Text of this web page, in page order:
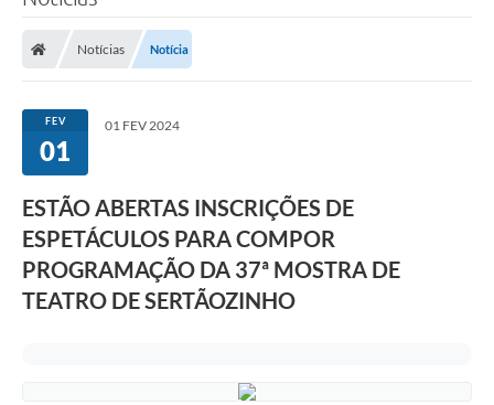
Secretarias
Imprensa Oficial
A Nossa Cidade
A Prefeitura
Serviços ao Contribuinte
Transparência
Notícias Notícia
FEV
01
01 FEV 2024
ESTÃO ABERTAS INSCRIÇÕES DE
ESPETÁCULOS PARA COMPOR
PROGRAMAÇÃO DA 37ª MOSTRA DE
TEATRO DE SERTÃOZINHO